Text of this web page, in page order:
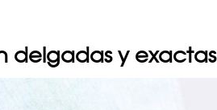
delgadas y exactas